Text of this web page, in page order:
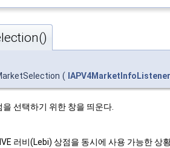
( IAPV4MarketInfoListener
선택하기 위한 창을 띄운다.
러비(Lebi) 상점을 동시에 사용 가능한 상